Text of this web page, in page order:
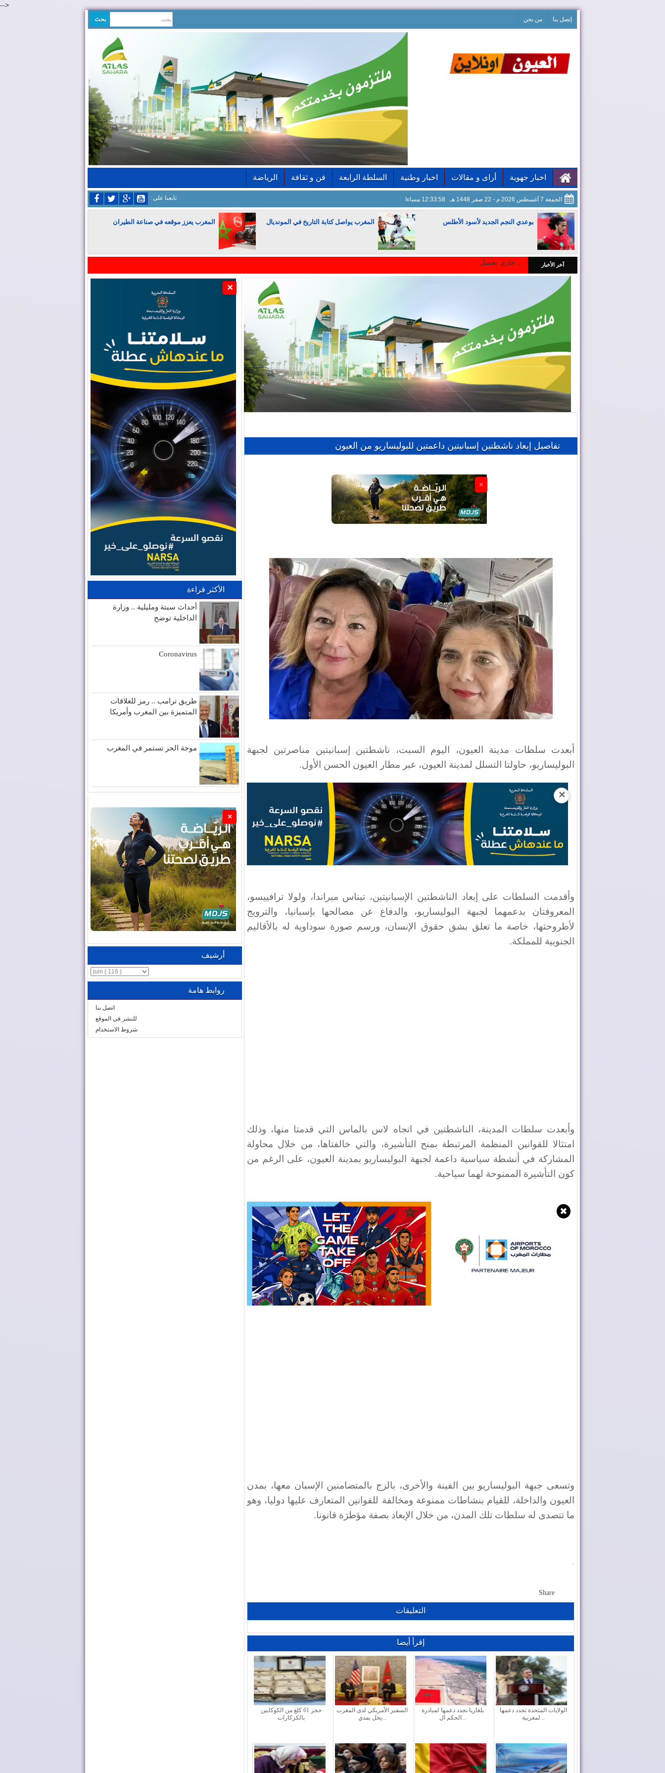
-->
إتصل بنا من نحن
اخبار جهوية أراى و مقالات اخبار وطنية السلطة الرابعة فن و ثقافة الرياضة
الجمعة 7 أغسطس 2026 م - 22 صفر 1448 هـ 12:33:59 مساءا : تابعنا على
بوعدي النجم الجديد لأسود الأطلس المغرب يواصل كتابة التاريخ في المونديال المغرب يعزز موقعه في صناعة الطيران
المغرب يجذب كبار المستثمرين آخر الأخبار
تفاصيل إبعاد ناشطتين إسبانيتين داعمتين للبوليساريو من العيون
×
أبعدت سلطات مدينة العيون، اليوم السبت، ناشطتين إسبانيتين مناصرتين لجبهة
البوليساريو، حاولتا التسلل لمدينة العيون، عبر مطار العيون الحسن الأول.
✕
وأقدمت السلطات على إبعاد الناشطتين الإسبانيتين، تيناس ميراندا، ولولا ترافييسو،
المعروفتان بدعمهما لجبهة البوليساريو، والدفاع عن مصالحها بإسبانيا، والترويج
لأطروحتها، خاصة ما تعلق بشق حقوق الإنسان، ورسم صورة سوداوية له بالأقاليم
الجنوبية للمملكة.
وأبعدت سلطات المدينة، الناشطتين في اتجاه لاس بالماس التي قدمتا منها، وذلك
امتثالا للقوانين المنظمة المرتبطة بمنح التأشيرة، والتي خالفتاها، من خلال محاولة
المشاركة في أنشطة سياسية داعمة لجبهة البوليساريو بمدينة العيون، على الرغم من
كون التأشيرة الممنوحة لهما سياحية.
✖
وتسعى جبهة البوليساريو بين الفينة والأخرى، بالزج بالمتضامنين الإسبان معها، بمدن
العيون والداخلة، للقيام بنشاطات ممنوعة ومخالفة للقوانين المتعارف عليها دوليا، وهو
ما تتصدى له سلطات تلك المدن، من خلال الإبعاد بصفة مؤطرَة قانونا.
.
Share
التعليقات
إقرأ أيضا
حجز 61 كلغ من الكوكايين
بالكركارات
السفير الأمريكي لدى المغرب
يحل بمدي...
بلغاريا تجدد دعمها لمبادرة
الحكم ال...
الولايات المتحدة تجدد دعمها
لمغربية...
✕
الأكثر قراءة
أحداث سبتة ومليلية .. وزارة
الداخلية توضح
Coronavirus
طريق ترامب .. رمز للعلاقات
المتميزة بين المغرب وأمريكا
موجة الحر تستمر في المغرب
×
أرشيف
روابط هامة
اتصل بنا
للنشر في الموقع
شروط الاستخدام